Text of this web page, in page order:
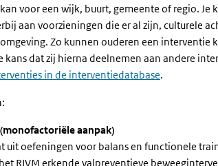
voor een wijk, buurt, gemeente of regio.
aan voorzieningen die er al zijn, culturele
Zo kunnen ouderen een interventie
dat zij hierna deelnemen aan andere
in de interventiedatabase.
aanpak)
uit oefeningen voor balans en functionele
RIVM erkende valpreventieve